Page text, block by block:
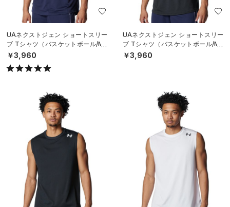
UAネクストジェン ショートスリー
ブ Tシャツ（バスケットボール/ME
N）
￥3,960
UAネクストジェン ショートスリー
ブ Tシャツ（バスケットボール/ME
N）
￥3,960